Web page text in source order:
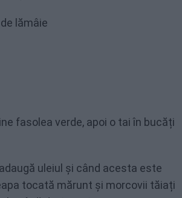
lămâie
fasolea verde, apoi o tai în bucăți
uleiul și când acesta este
tocată mărunt și morcovii tăiați